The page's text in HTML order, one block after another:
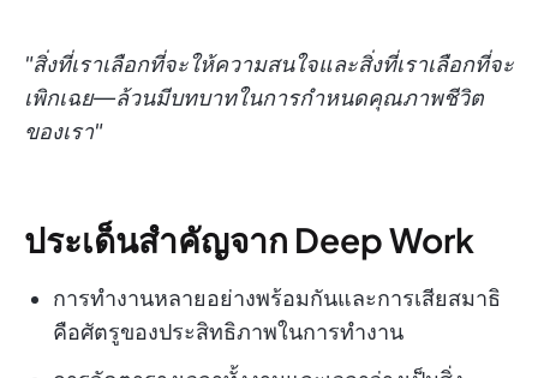
"สิ่งที่เราเลือกที่จะให้ความสนใจและสิ่งที่เราเลือกที่จะ
เพิกเฉย—ล้วนมีบทบาทในการกำหนดคุณภาพชีวิต
ของเรา"
ประเด็นสำคัญจาก Deep Work
การทำงานหลายอย่างพร้อมกันและการเสียสมาธิ
คือศัตรูของประสิทธิภาพในการทำงาน